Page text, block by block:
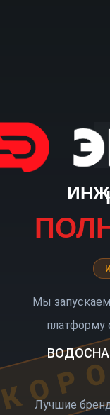
Мы
платформу
Лучшие